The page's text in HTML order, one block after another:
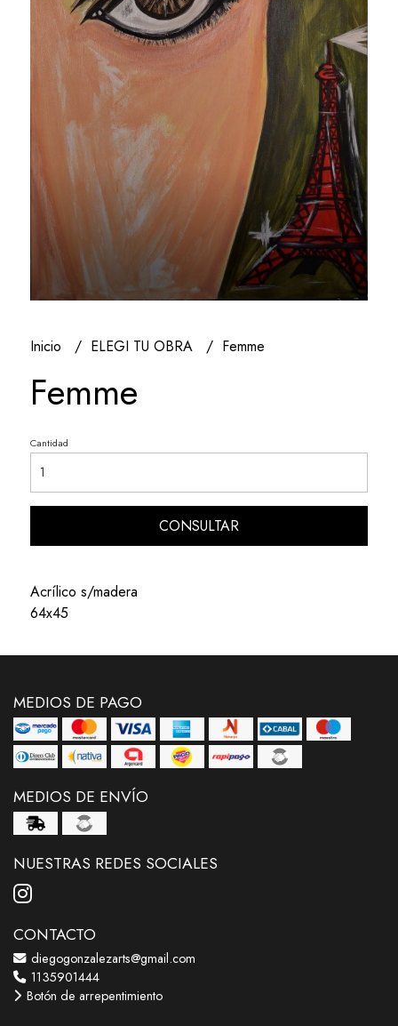
Inicio ELEGI TU OBRA Femme
Femme
Cantidad
CONSULTAR
Acrílico s/madera
64x45
MEDIOS DE PAGO
MEDIOS DE ENVÍO
NUESTRAS REDES SOCIALES
CONTACTO
diegogonzalezarts@gmail.com
1135901444
Botón de arrepentimiento